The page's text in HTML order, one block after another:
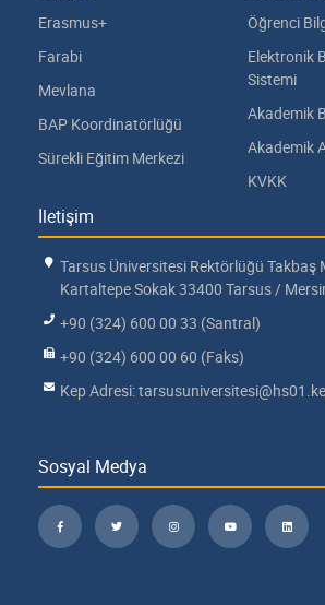
Erasmus+
Farabi
Mevlana
BAP Koordinatörlüğü
Sürekli Eğitim Merkezi
Öğrenci
Elektronik
Sistemi
Akademik
Akademik
KVKK
İletişim
Tarsus Üniversitesi Rektörlüğü Takbaş
Kartaltepe Sokak 33400 Tarsus /
+90 (324) 600 00 33 (Santral)
+90 (324) 600 00 60 (Faks)
Kep Adresi:
Sosyal Medya